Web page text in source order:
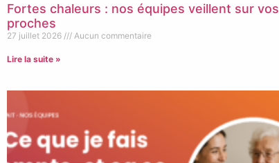
Fortes chaleurs : nos équipes veillent sur vos
proches
27 juillet 2026 Aucun commentaire
Lire la suite »